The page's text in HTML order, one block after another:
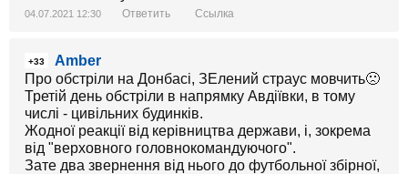
04.07.2021 12:30 Ответить Ссылка
+33
Amber
Про обстріли на Донбасі, ЗЕлений страус мовчить🙁
Третій день обстріли в напрямку Авдіївки, в тому
числі - цивільних будинків.
Жодної реакції від керівництва держави, і, зокрема
від "верховного головнокомандуючого".
Зате два звернення від нього до футбольної збірної,